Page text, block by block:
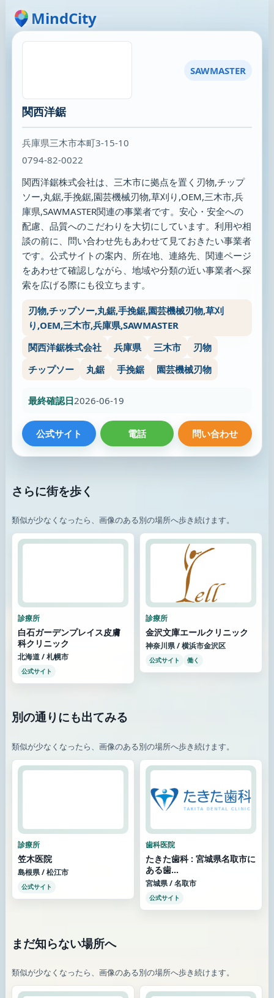
MindCity
SAWMASTER
関西洋鋸
兵庫県三木市本町3-15-10
0794-82-0022
関西洋鋸株式会社は、三木市に拠点を置く刃物,チップ
ソー,丸鋸,手挽鋸,園芸機械刃物,草刈り,OEM,三木市,兵
庫県,SAWMASTER関連の事業者です。安心・安全への
配慮、品質へのこだわりを大切にしています。利用や相
談の前に、問い合わせ先もあわせて見ておきたい事業者
です。公式サイトの案内、所在地、連絡先、関連ページ
をあわせて確認しながら、地域や分類の近い事業者へ探
索を広げる際にも役立ちます。
公式サイト 電話 問い合わせ
刃物,チップソー,丸鋸,手挽鋸,園芸機械刃物,草刈
り,OEM,三木市,兵庫県,SAWMASTER
関西洋鋸株式会社
兵庫県 三木市
刃物
チップソー
丸鋸 手挽鋸 園芸機械刃物
最終確認日2026-06-19
さらに街を歩く
類似が少なくなったら、画像のある別の場所へ歩き続けます。
診療所
白石ガーデンプレイス皮膚
科クリニック
北海道 / 札幌市
公式サイト
診療所
金沢文庫エールクリニック
神奈川県 / 横浜市金沢区
公式サイト 働く
別の通りにも出てみる
類似が少なくなったら、画像のある別の場所へ歩き続けます。
診療所
笠木医院
島根県 / 松江市
公式サイト
歯科医院
たきた歯科 : 宮城県名取市に
ある歯...
宮城県 / 名取市
公式サイト
まだ知らない場所へ
類似が少なくなったら、画像のある別の場所へ歩き続けます。